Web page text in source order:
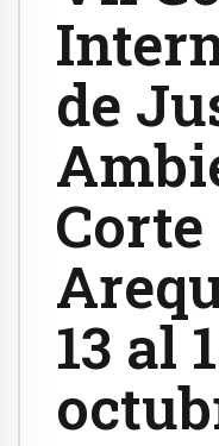
de
Corte
13 al